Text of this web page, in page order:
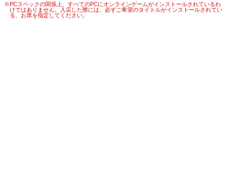
※PCスペックの関係上、すべてのPCにオンラインゲームがインストールされているわ
けではありません。入店した際には、必ずご希望のタイトルがインストールされてい
る、お席を指定してください。